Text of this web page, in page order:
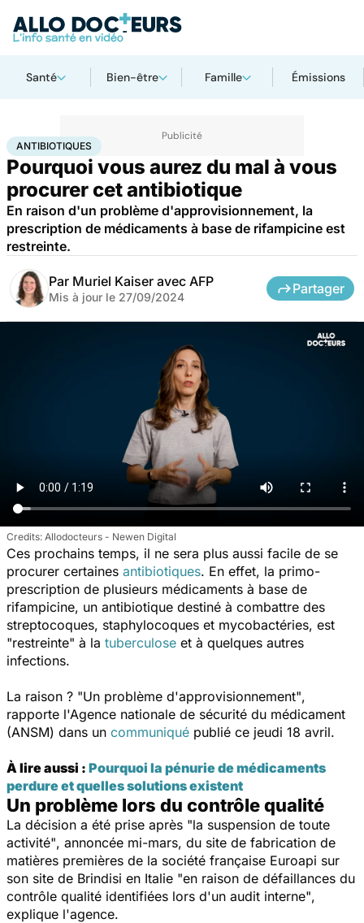
Santé Bien-être Famille Émissions
AccueilSantéMédicaments Antibiotiques
ANTIBIOTIQUES
Pourquoi vous aurez du mal à vous
procurer cet antibiotique
En raison d'un problème d'approvisionnement, la
prescription de médicaments à base de rifampicine est
restreinte.
Par Muriel Kaiser avec AFP
Mis à jour le 27/09/2024
Partager
Allodocteurs - Newen Digital
Ces prochains temps, il ne sera plus aussi facile de se
procurer certaines antibiotiques. En effet, la primo-
prescription de plusieurs médicaments à base de
rifampicine, un antibiotique destiné à combattre des
streptocoques, staphylocoques et mycobactéries, est
"restreinte" à la tuberculose et à quelques autres
infections.
La raison ? "Un problème d'approvisionnement",
rapporte l'Agence nationale de sécurité du médicament
(ANSM) dans un communiqué publié ce jeudi 18 avril.
À lire aussi : Pourquoi la pénurie de médicaments
perdure et quelles solutions existent
Un problème lors du contrôle qualité
La décision a été prise après "la suspension de toute
activité", annoncée mi-mars, du site de fabrication de
matières premières de la société française Euroapi sur
son site de Brindisi en Italie "en raison de défaillances du
contrôle qualité identifiées lors d'un audit interne",
explique l'agence.